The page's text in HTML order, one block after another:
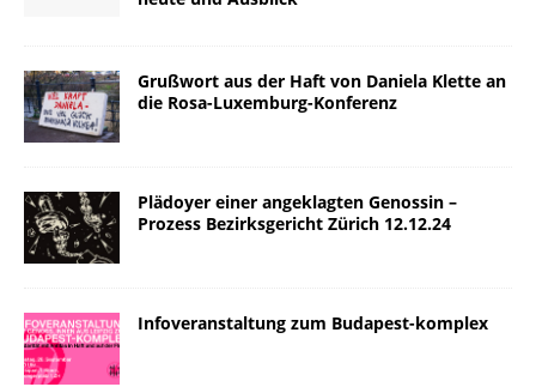
Grußwort aus der Haft von Daniela Klette an
die Rosa-Luxemburg-Konferenz
Plädoyer einer angeklagten Genossin –
Prozess Bezirksgericht Zürich 12.12.24
Infoveranstaltung zum Budapest-komplex